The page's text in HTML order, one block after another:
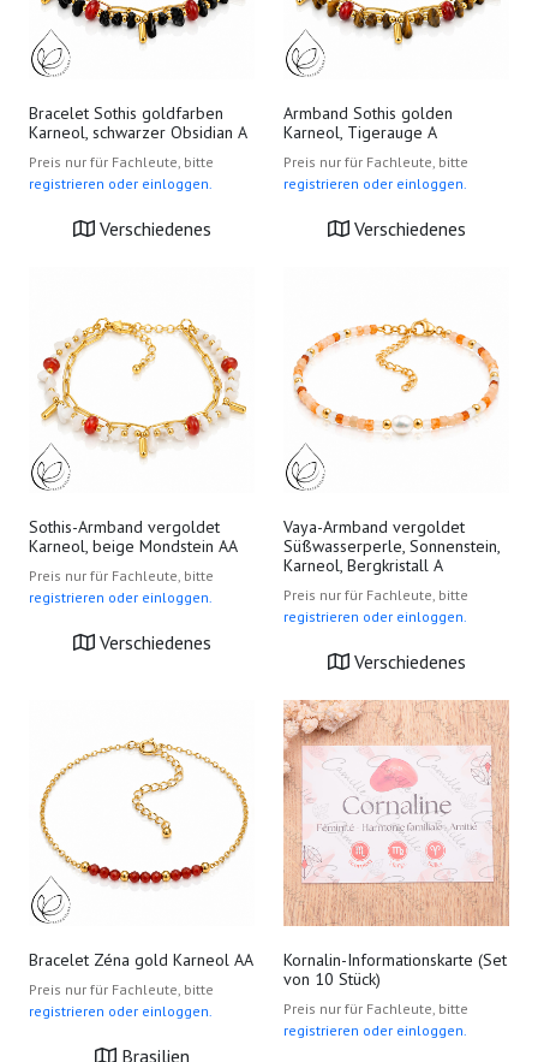
Bracelet Sothis goldfarben
Karneol, schwarzer Obsidian A
Preis nur für Fachleute, bitte
registrieren oder einloggen.
Verschiedenes
Armband Sothis golden
Karneol, Tigerauge A
Preis nur für Fachleute, bitte
registrieren oder einloggen.
Verschiedenes
Sothis-Armband vergoldet
Karneol, beige Mondstein AA
Preis nur für Fachleute, bitte
registrieren oder einloggen.
Verschiedenes
Vaya-Armband vergoldet
Süßwasserperle, Sonnenstein,
Karneol, Bergkristall A
Preis nur für Fachleute, bitte
registrieren oder einloggen.
Verschiedenes
Bracelet Zéna gold Karneol AA
Preis nur für Fachleute, bitte
registrieren oder einloggen.
Brasilien
Kornalin-Informationskarte (Set
von 10 Stück)
Preis nur für Fachleute, bitte
registrieren oder einloggen.